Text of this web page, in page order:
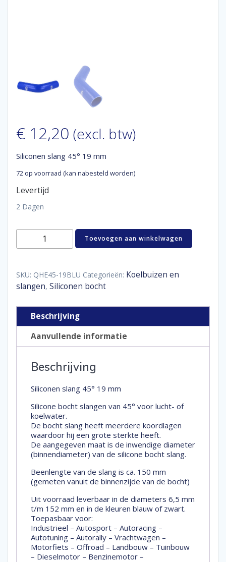
€ 12,20 (excl. btw)
Siliconen slang 45° 19 mm
72 op voorraad (kan nabesteld worden)
Levertijd
2 Dagen
Siliconen
mm
aantal
Toevoegen aan winkelwagen
SKU: QHE45-19BLU Categorieën: Koelbuizen en
slangen, Siliconen bocht
Beschrijving
Aanvullende informatie
Beschrijving
Siliconen slang 45° 19 mm
Silicone bocht slangen van 45° voor lucht- of
koelwater.
De bocht slang heeft meerdere koordlagen
waardoor hij een grote sterkte heeft.
De aangegeven maat is de inwendige diameter
(binnendiameter) van de silicone bocht slang.
Beenlengte van de slang is ca. 150 mm
(gemeten vanuit de binnenzijde van de bocht)
Uit voorraad leverbaar in de diameters 6,5 mm
t/m 152 mm en in de kleuren blauw of zwart.
Toepasbaar voor:
Industrieel – Autosport – Autoracing –
Autotuning – Autorally – Vrachtwagen –
Motorfiets – Offroad – Landbouw – Tuinbouw
– Dieselmotor – Benzinemotor –